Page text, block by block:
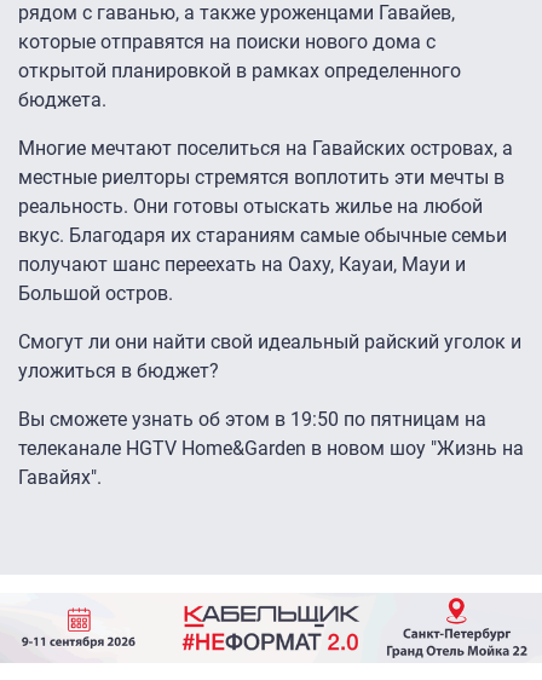
рядом с гаванью, а также уроженцами Гавайев,
которые отправятся на поиски нового дома с
открытой планировкой в рамках определенного
бюджета.
Многие мечтают поселиться на Гавайских островах, а
местные риелторы стремятся воплотить эти мечты в
реальность. Они готовы отыскать жилье на любой
вкус. Благодаря их стараниям самые обычные семьи
получают шанс переехать на Оаху, Кауаи, Мауи и
Большой остров.
Смогут ли они найти свой идеальный райский уголок и
уложиться в бюджет?
Вы сможете узнать об этом в 19:50 по пятницам на
телеканале HGTV Home&Garden в новом шоу "Жизнь на
Гавайях".